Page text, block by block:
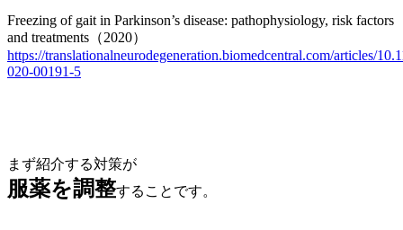
Freezing of gait in Parkinson’s disease: pathophysiology, risk factors
and treatments（2020）
https://translationalneurodegeneration.biomedcentral.com/articles/
020-00191-5
まず紹介する対策が
服薬を調整することです。